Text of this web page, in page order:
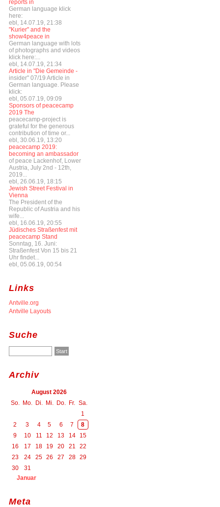
reports in
German language klick
here:
ebl, 14.07.19, 21:38
"Kurier" and the
show4peace in
German language with lots
of photographs and videos
klick here:...
ebl, 14.07.19, 21:34
Article in "Die Gemeinde -
insider" 07/19 Article in
German language. Please
klick:
ebl, 05.07.19, 09:09
Sponsors of peacecamp
2019 The
peacecamp-project is
grateful for the generous
contribution of time or...
ebl, 30.06.19, 13:20
peacecamp 2019:
becoming an ambassador
of peace Lackenhof, Lower
Austria, July 2nd - 12th,
2019...
ebl, 26.06.19, 18:15
Jewish Street Festival in
Vienna
The President of the
Republic of Austria and his
wife...
ebl, 16.06.19, 20:55
Jüdisches Straßenfest mit
peacecamp Stand
Sonntag, 16. Juni:
Straßenfest Von 15 bis 21
Uhr findet...
ebl, 05.06.19, 00:54
Links
Antville.org
Antville Layouts
Suche
Archiv
August 2026
So.
Mo. Di. Mi. Do. Fr.
Sa.
1
2
3 4 5 6 7
8
9
10 11 12 13 14
15
16
17 18 19 20 21
22
23
24 25 26 27 28 29
30
31
Januar
Meta